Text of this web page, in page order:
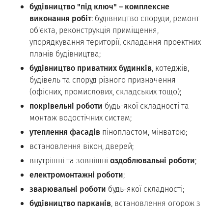
будівництво "під ключ" – комплексне
виконання робіт: будівництво споруди, ремонт
об'єкта, реконструкція приміщення,
упорядкування території, складання проектних
планів будівництва;
будівництво приватних будинків, котеджів,
будівель та споруд різного призначення
(офісних, промислових, складських тощо);
покрівельні роботи будь-якої складності та
монтаж водостічних систем;
утеплення фасадів пінопластом, мінватою;
встановлення вікон, дверей;
внутрішні та зовнішні оздоблювальні роботи;
електромонтажні роботи;
зварювальні роботи будь-якої складності;
будівництво парканів, встановлення огорож з